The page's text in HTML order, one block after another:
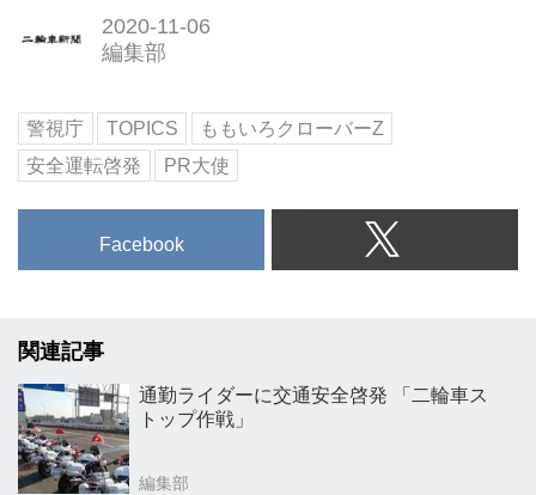
2020-11-06
編集部
警視庁 TOPICS
ももいろクローバーZ
安全運転啓発
PR大使
Facebook
関連記事
通勤ライダーに交通安全啓発 「二輪車ス
トップ作戦」
編集部